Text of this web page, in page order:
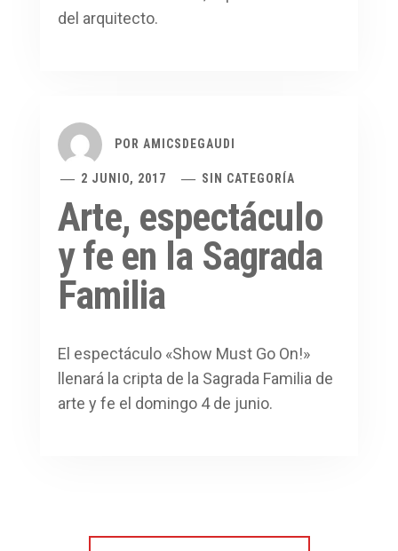
del arquitecto.
POR AMICSDEGAUDI
2 JUNIO, 2017 SIN CATEGORÍA
Arte, espectáculo
y fe en la Sagrada
Familia
El espectáculo «Show Must Go On!»
llenará la cripta de la Sagrada Familia de
arte y fe el domingo 4 de junio.